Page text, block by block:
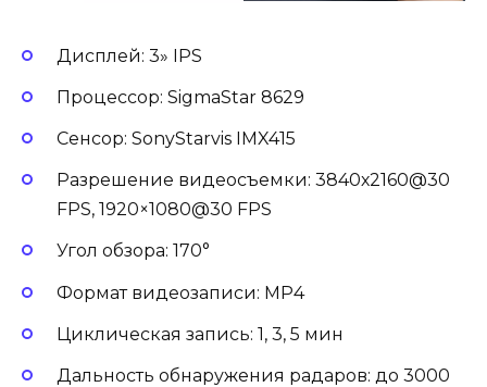
Дисплей: 3» IPS
Процессор: SigmaStar 8629
Сенсор: SonyStarvis IMX415
Разрешение видеосъемки: 3840х2160@30
FPS, 1920×1080@30 FPS
Угол обзора: 170°
Формат видеозаписи: MP4
Циклическая запись: 1, 3, 5 мин
Дальность обнаружения радаров: до 3000